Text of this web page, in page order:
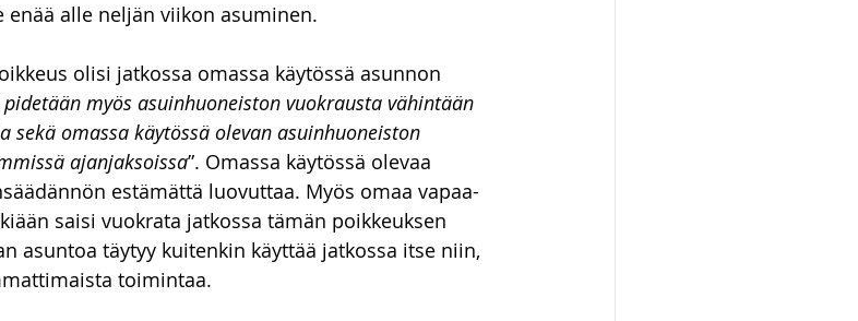
alle neljän viikon asuminen.
olisi jatkossa omassa käytössä asunnon
pidetään myös asuinhuoneiston vuokrausta vähintään
omassa käytössä olevan asuinhuoneiston
ajanjaksoissa”. Omassa käytössä olevaa
estämättä luovuttaa. Myös omaa vapaa-
saisi vuokrata jatkossa tämän poikkeuksen
asuntoa täytyy kuitenkin käyttää jatkossa itse niin,
toimintaa.